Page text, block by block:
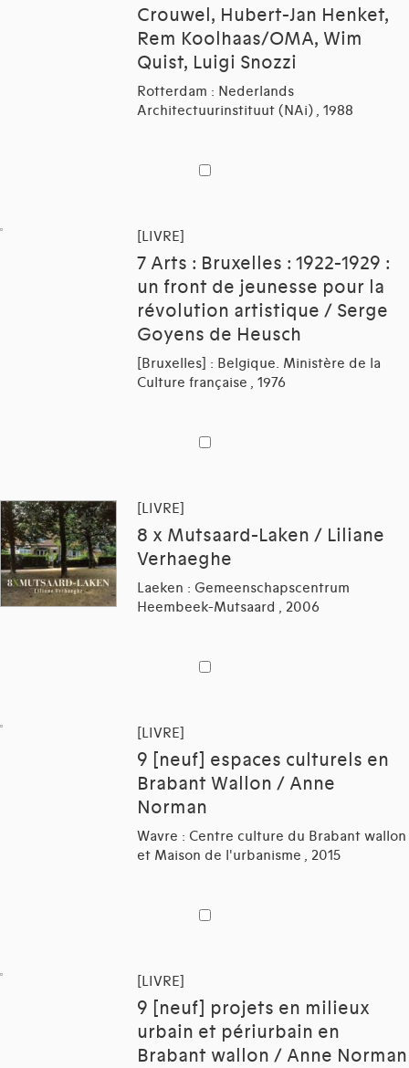
Crouwel, Hubert-Jan Henket,
Rem Koolhaas/OMA, Wim
Quist, Luigi Snozzi
Rotterdam : Nederlands
Architectuurinstituut (NAi) , 1988
[LIVRE]
7 Arts : Bruxelles : 1922-1929 :
un front de jeunesse pour la
révolution artistique / Serge
Goyens de Heusch
[Bruxelles] : Belgique. Ministère de la
Culture française , 1976
[LIVRE]
8 x Mutsaard-Laken / Liliane
Verhaeghe
Laeken : Gemeenschapscentrum
Heembeek-Mutsaard , 2006
[LIVRE]
9 [neuf] espaces culturels en
Brabant Wallon / Anne
Norman
Wavre : Centre culture du Brabant wallon
et Maison de l'urbanisme , 2015
[LIVRE]
9 [neuf] projets en milieux
urbain et périurbain en
Brabant wallon / Anne Norman